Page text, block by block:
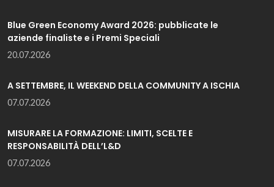
Blue Green Economy Award 2026: pubblicate le
aziende finaliste e i Premi Speciali
20.07.2026
A SETTEMBRE, IL WEEKEND DELLA COMMUNITY A ISCHIA
07.07.2026
MISURARE LA FORMAZIONE: LIMITI, SCELTE E
RESPONSABILITÀ DELL’L&D
07.07.2026